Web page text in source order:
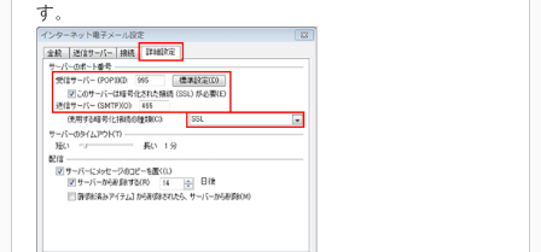
す。